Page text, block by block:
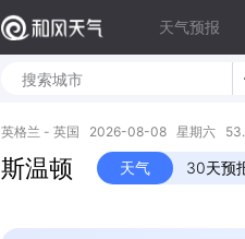
天气预报
英格兰 - 英国 2026-08-08 星期六
斯温顿 天气 30天预